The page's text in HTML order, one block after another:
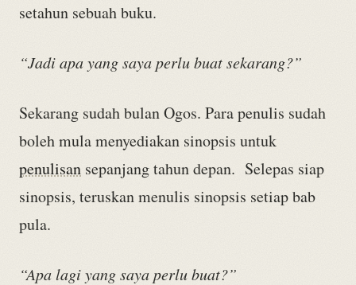
setahun sebuah buku.
“Jadi apa yang saya perlu buat sekarang?”
Sekarang sudah bulan Ogos. Para penulis sudah
boleh mula menyediakan sinopsis untuk
penulisan sepanjang tahun depan. Selepas siap
sinopsis, teruskan menulis sinopsis setiap bab
pula.
“Apa lagi yang saya perlu buat?”